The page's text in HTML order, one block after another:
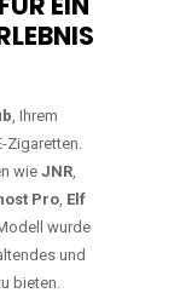
, Ihrem
Zigaretten.
wie JNR,
Pro, Elf
wurde
und
bieten.